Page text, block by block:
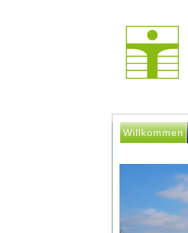
Willkommen